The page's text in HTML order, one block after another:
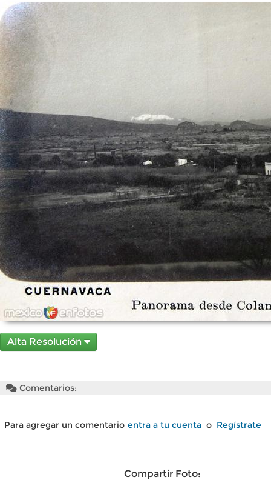
Alta Resolución
Comentarios:
Para agregar un comentario entra a tu cuenta o Regístrate
Compartir Foto: